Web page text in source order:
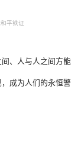
平铁证
、人与人之间方能
成为人们的永恒警